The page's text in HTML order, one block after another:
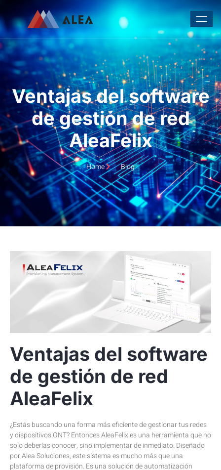
Ventajas del software
de gestión de red
AleaFelix
Home Blog
Ventajas del software
de gestión de red
AleaFelix
¿Estás buscando una forma más eficiente de gestionar tus redes
y dispositivos ONT? Entonces AleaFelix es una herramienta que no
solo deberías conocer, sino implementar de inmediato. Diseñado
por Alea Soluciones, este sistema es mucho más que una
plataforma de provisión. Es una solución de automatización